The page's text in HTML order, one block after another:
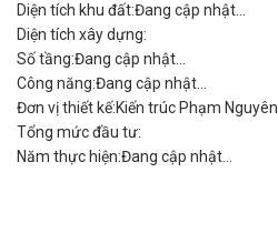
Diện tích khu đất:Đang cập nhật...
Diện tích xây dựng:
Số tầng:Đang cập nhật...
Công năng:Đang cập nhật...
Đơn vị thiết kế:Kiến trúc Phạm Nguyên
Tổng mức đầu tư:
Năm thực hiện:Đang cập nhật...